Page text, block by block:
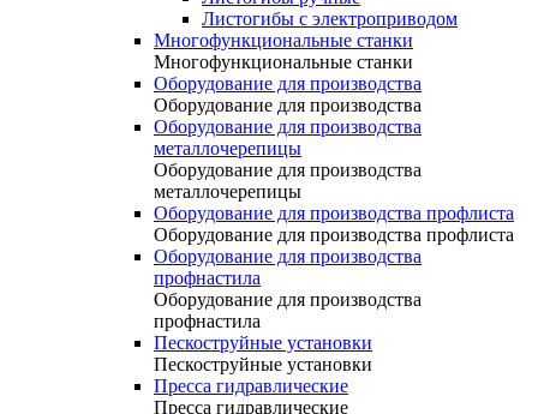
Листогибы с электроприводом
Многофункциональные станки
Многофункциональные станки
Оборудование для производства
Оборудование для производства
Оборудование для производства
металлочерепицы
Оборудование для производства
металлочерепицы
Оборудование для производства профлиста
Оборудование для производства профлиста
Оборудование для производства
профнастила
Оборудование для производства
профнастила
Пескоструйные установки
Пескоструйные установки
Пресса гидравлические
Пресса гидравлические